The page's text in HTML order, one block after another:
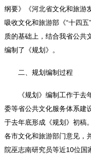
纲要》《河北省文化和旅游
吸收文化和旅游部《“十四五
质的基础上，结合我省公共
编制了《规划》。
二、规划编制过程
《规划》编制工作于
委等省公共文化服务体系建
于去年底形成《规划》初稿
各市文化和旅游部门意见，
院巫志南研究员等近10位国